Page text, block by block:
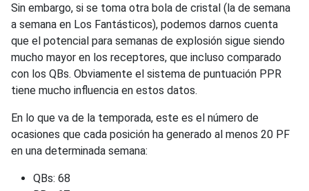
Sin embargo, si se toma otra bola de cristal (la de semana
a semana en Los Fantásticos), podemos darnos cuenta
que el potencial para semanas de explosión sigue siendo
mucho mayor en los receptores, que incluso comparado
con los QBs. Obviamente el sistema de puntuación PPR
tiene mucho influencia en estos datos.
En lo que va de la temporada, este es el número de
ocasiones que cada posición ha generado al menos 20 PF
en una determinada semana:
QBs: 68